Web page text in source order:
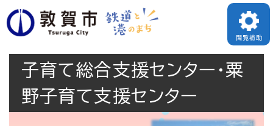
ペ
ー
頭
メニューを飛ばして本文へ
閲覧補助
子育て総合支援センター・粟
野子育て支援センター